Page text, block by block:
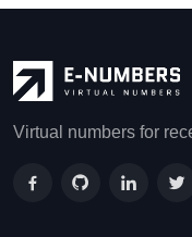
Virtual numbers for